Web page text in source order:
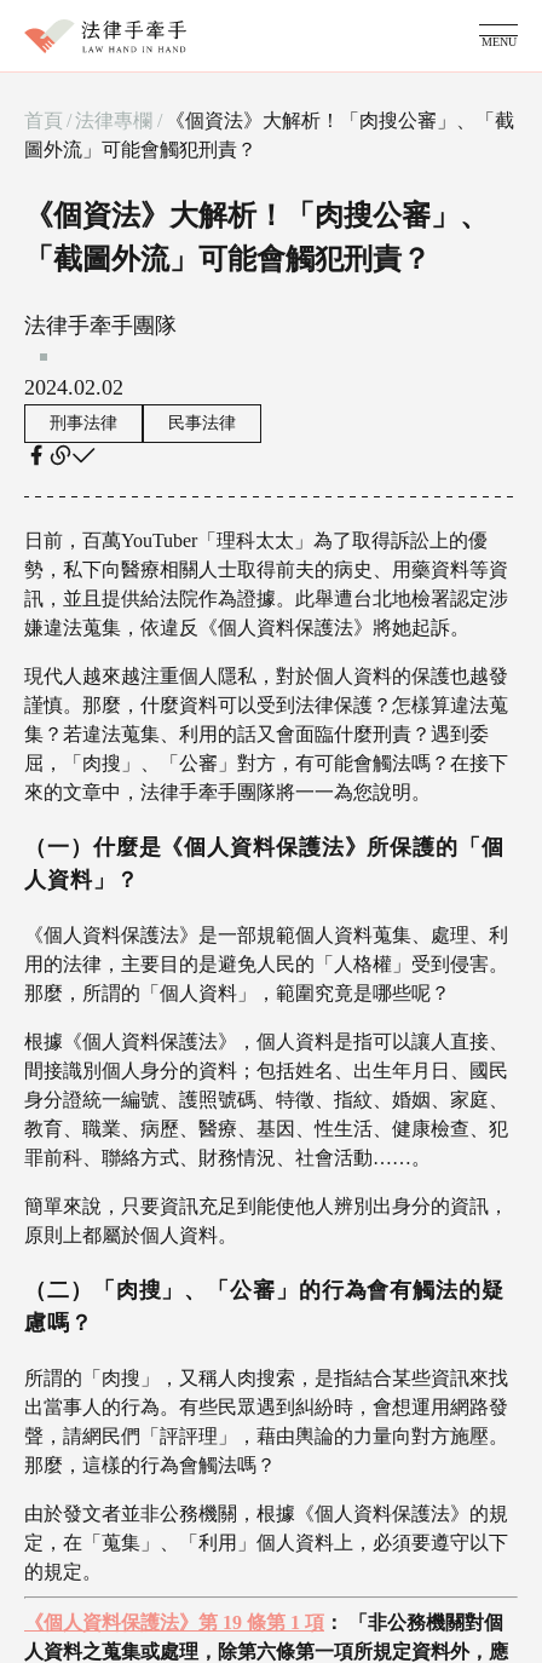
MENU
服務項目
家事糾紛顧問
律師團隊
成功案例
常見問題
首頁 /法律專欄 /
《個資法》大解析！「肉搜公審」、「截
圖外流」可能會觸犯刑責？
《個資法》大解析！「肉搜公審」、
「截圖外流」可能會觸犯刑責？
法律手牽手團隊
2024.02.02
刑事法律 民事法律
日前，百萬YouTuber「理科太太」為了取得訴訟上的優
勢，私下向醫療相關人士取得前夫的病史、用藥資料等資
訊，並且提供給法院作為證據。此舉遭台北地檢署認定涉
嫌違法蒐集，依違反《個人資料保護法》將她起訴。
現代人越來越注重個人隱私，對於個人資料的保護也越發
謹慎。那麼，什麼資料可以受到法律保護？怎樣算違法蒐
集？若違法蒐集、利用的話又會面臨什麼刑責？遇到委
屈，「肉搜」、「公審」對方，有可能會觸法嗎？在接下
來的文章中，法律手牽手團隊將一一為您說明。
（一）什麼是《個人資料保護法》所保護的「個
人資料」？
《個人資料保護法》是一部規範個人資料蒐集、處理、利
用的法律，主要目的是避免人民的「人格權」受到侵害。
那麼，所謂的「個人資料」，範圍究竟是哪些呢？
根據《個人資料保護法》，個人資料是指可以讓人直接、
間接識別個人身分的資料；包括姓名、出生年月日、國民
身分證統一編號、護照號碼、特徵、指紋、婚姻、家庭、
教育、職業、病歷、醫療、基因、性生活、健康檢查、犯
罪前科、聯絡方式、財務情況、社會活動……。
簡單來說，只要資訊充足到能使他人辨別出身分的資訊，
原則上都屬於個人資料。
（二）「肉搜」、「公審」的行為會有觸法的疑
慮嗎？
所謂的「肉搜」，又稱人肉搜索，是指結合某些資訊來找
出當事人的行為。有些民眾遇到糾紛時，會想運用網路發
聲，請網民們「評評理」，藉由輿論的力量向對方施壓。
那麼，這樣的行為會觸法嗎？
由於發文者並非公務機關，根據《個人資料保護法》的規
定，在「蒐集」、「利用」個人資料上，必須要遵守以下
的規定。
《個人資料保護法》第 19 條第 1 項 ： 「非公務機關對個
人資料之蒐集或處理，除第六條第一項所規定資料外，應